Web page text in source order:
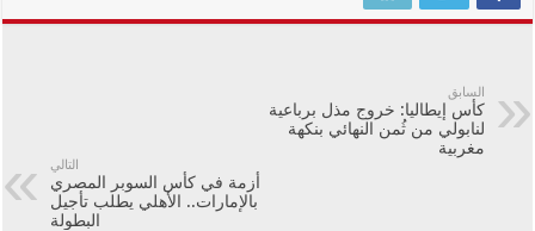
السابق
كأس إيطاليا: خروج مذل برباعية
لنابولي من ثُمن النهائي بنكهة
مغربية
التالي
أزمة في كأس السوبر المصري
بالإمارات.. الأهلي يطلب تأجيل
البطولة